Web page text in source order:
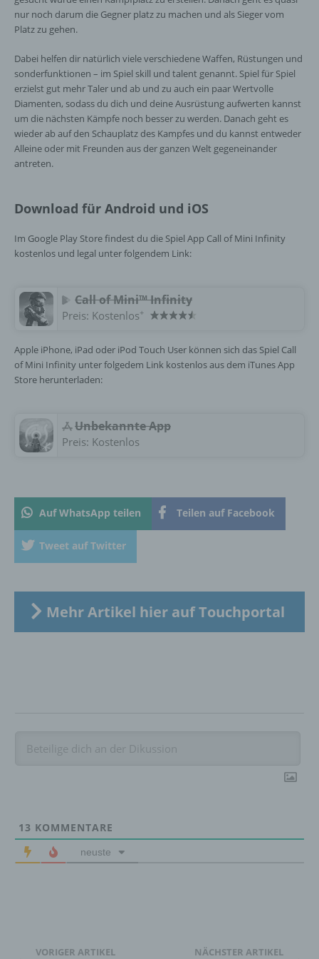
nur noch darum die Gegner platz zu machen und als Sieger vom
Platz zu gehen.
Dabei helfen dir natürlich viele verschiedene Waffen, Rüstungen und
sonderfunktionen – im Spiel skill und talent genannt. Spiel für Spiel
erzielst gut mehr Taler und ab und zu auch ein paar Wertvolle
Diamenten, sodass du dich und deine Ausrüstung aufwerten kannst
um die nächsten Kämpfe noch besser zu werden. Danach geht es
wieder ab auf den Schauplatz des Kampfes und du kannst entweder
Alleine oder mit Freunden aus der ganzen Welt gegeneinander
antreten.
Download für Android und iOS
Im Google Play Store findest du die Spiel App Call of Mini Infinity
kostenlos und legal unter folgendem Link:
Call of Mini™ Infinity
Preis: Kostenlos+
Apple iPhone, iPad oder iPod Touch User können sich das Spiel Call
of Mini Infinity unter folgedem Link kostenlos aus dem iTunes App
Store herunterladen:
Unbekannte App
Preis: Kostenlos
Auf WhatsApp teilen Teilen auf Facebook
Tweet auf Twitter
Mehr Artikel hier auf Touchportal
13 KOMMENTARE
neuste
VORIGER ARTIKEL NÄCHSTER ARTIKEL
Pseudonymisierung ist die Verarbeitung
personenbezogener Daten in einer Weise,
auf welche die personenbezogenen Daten
ohne Hinzuziehung zusätzlicher
Informationen nicht mehr einer spezifischen
betroffenen Person zugeordnet werden
Maßnahmen unterliegen, die gewährleisten,
einer identifizierten oder identifizierbaren
natürlichen Person zugewiesen werden.
g) Verantwortlicher oder für die Verarbeitung
Verantwortlicher
Verantwortlicher oder für die Verarbeitung
Verantwortlicher ist die natürliche oder
juristische Person, Behörde, Einrichtung
und Mittel der Verarbeitung von
personenbezogenen Daten entscheidet.
Sind die Zwecke und Mittel dieser
beziehungsweise können die bestimmten
Kriterien seiner Benennung nach dem
Unionsrecht oder dem Recht der
Mitgliedstaaten vorgesehen werden.
es sich bei ihr um einen Dritten handelt oder
nicht. Behörden, die im Rahmen eines
bestimmten Untersuchungsauftrags nach